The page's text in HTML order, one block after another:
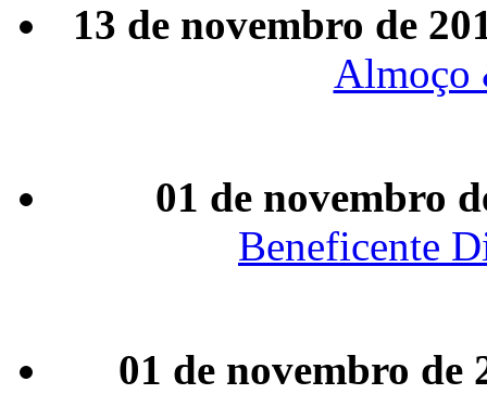
13 de novembro de
Almoço
01 de novembro
Beneficente
01 de novembro de